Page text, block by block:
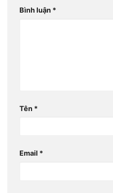
Bình luận *
Tên *
Email *